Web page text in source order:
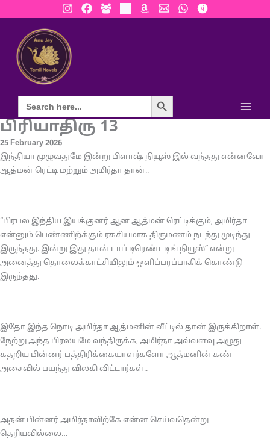
to
content
Search Button
பிரியாதிரு 13
25 February 2026
இந்தியா முழுவதுமே இன்று பிளாஷ் நியூஸ் இல் வந்தது என்னவோ
ஆத்மன் ரெட்டி மற்றும் அமிர்தா தான்..
“பிரபல இந்திய இயக்குனர் ஆன ஆத்மன் ரெட்டிக்கும், அமிர்தா
என்னும் பெண்ணிற்க்கும் ரகசியமாக திருமணம் நடந்து முடிந்து
இருந்தது. இன்று இது தான் டாப் டிரெண்டடிங் நியூஸ்” என்று
அனைத்து தொலைக்காட்சியிலும் ஒளிப்பரப்பாகிக் கொண்டு
இருந்தது.
இதோ இந்த நொடி அமிர்தா ஆத்மனின் வீட்டில் தான் இருக்கிறாள்.
நேற்று அந்த பிரலயமே வந்திருக்க, அமிர்தா அவ்வளவு அழுது
கதறிய பின்னர் பத்திரிக்கையாளர்களோ ஆத்மனின் கண்
அசைவில் பயந்து விலகி விட்டார்கள்..
அதன் பின்னர் அமிர்தாவிற்கே என்ன செய்வதென்று
தெரியவில்லை…